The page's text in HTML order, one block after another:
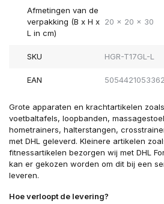
Afmetingen van de
verpakking (B x H x
L in cm)
20 x 20 x 30
SKU HGR-T17GL-L
EAN 5054421053362
Grote apparaten en krachtartikelen
voetbaltafels, loopbanden,
hometrainers, halterstangen,
met DHL geleverd. Kleinere artikelen
fitnessartikelen bezorgen wij met DHL
kan er gekozen worden om dit bij een
leveren.
Hoe verloopt de levering?